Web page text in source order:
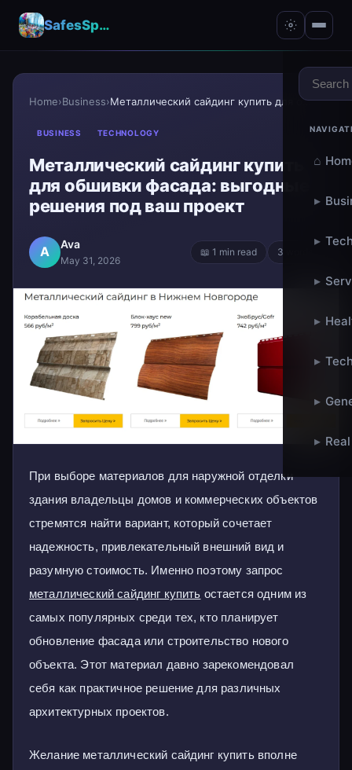
SafesSpace – A Secure Place for Growth & Support
⌂
▸
▸
▸
▸
▸
▸
▸
Home›Business› Металлический сайдинг купить для обшивки фасада: в...
BUSINESS TECHNOLOGY
Металлический сайдинг купить
для обшивки фасада: выгодные
решения под ваш проект
A Ava
May 31, 2026
📖 1 min read 3 words
При выборе материалов для наружной отделки
здания владельцы домов и коммерческих объектов
стремятся найти вариант, который сочетает
надежность, привлекательный внешний вид и
разумную стоимость. Именно поэтому запрос
металлический сайдинг купить остается одним из
самых популярных среди тех, кто планирует
обновление фасада или строительство нового
объекта. Этот материал давно зарекомендовал
себя как практичное решение для различных
архитектурных проектов.
Желание металлический сайдинг купить вполне